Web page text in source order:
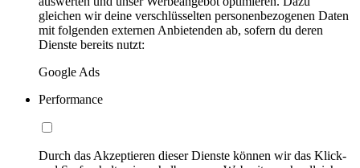
gleichen wir deine verschlüsselten personenbezogenen Daten
mit folgenden externen Anbietenden ab, sofern du deren
Dienste bereits nutzt:
Google Ads
Performance
Durch das Akzeptieren dieser Dienste können wir das Klick-